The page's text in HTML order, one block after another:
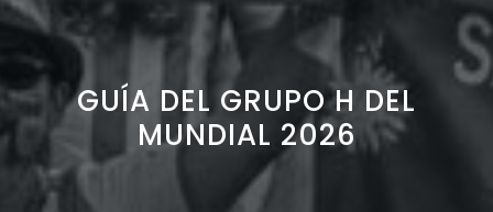
GUÍA DEL GRUPO H DEL
MUNDIAL 2026